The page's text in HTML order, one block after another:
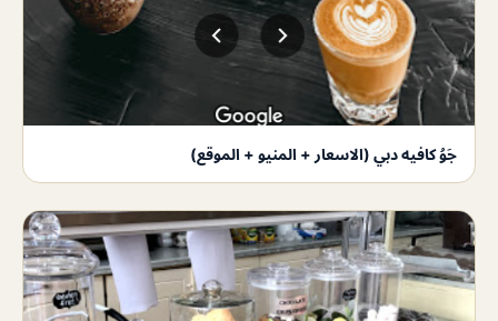
جَوُ كافيه دبي (الاسعار + المنيو + الموقع)